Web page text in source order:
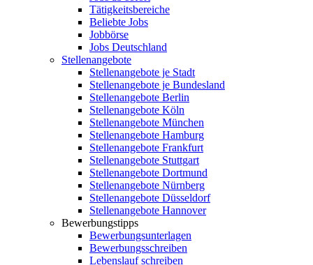
Tätigkeitsbereiche
Beliebte Jobs
Jobbörse
Jobs Deutschland
Stellenangebote
Stellenangebote je Stadt
Stellenangebote je Bundesland
Stellenangebote Berlin
Stellenangebote Köln
Stellenangebote München
Stellenangebote Hamburg
Stellenangebote Frankfurt
Stellenangebote Stuttgart
Stellenangebote Dortmund
Stellenangebote Nürnberg
Stellenangebote Düsseldorf
Stellenangebote Hannover
Bewerbungstipps
Bewerbungsunterlagen
Bewerbungsschreiben
Lebenslauf schreiben